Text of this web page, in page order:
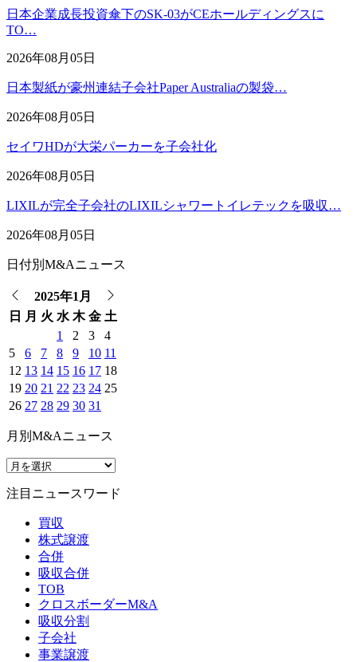
日本企業成長投資傘下のSK-03がCEホールディングスに
TO…
2026年08月05日
日本製紙が豪州連結子会社Paper Australiaの製袋…
2026年08月05日
セイワHDが大栄パーカーを子会社化
2026年08月05日
LIXILが完全子会社のLIXILシャワートイレテックを吸収…
2026年08月05日
日付別M&Aニュース
2025年1月
日
月 火 水 木 金 土
1
2 3
4
5
6 7 8 9 10 11
12 13 14 15 16 17 18
19 20 21 22 23 24 25
26 27 28 29 30 31
月別M&Aニュース
注目ニュースワード
買収
株式譲渡
合併
吸収合併
TOB
クロスボーダーM&A
吸収分割
子会社
事業譲渡